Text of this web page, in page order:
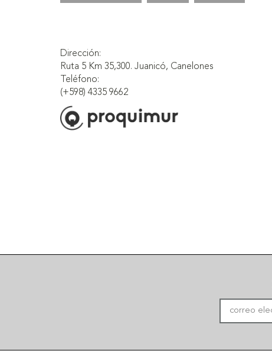
Dirección:
Ruta 5 Km 35,300. Juanicó, Canelones
Teléfono:
(+598) 4335 9662